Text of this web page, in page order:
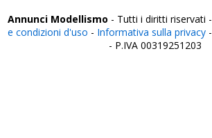
Annunci Modellismo - Tutti i diritti riservati -
e condizioni d'uso - Informativa sulla privacy -
- P.IVA 00319251203